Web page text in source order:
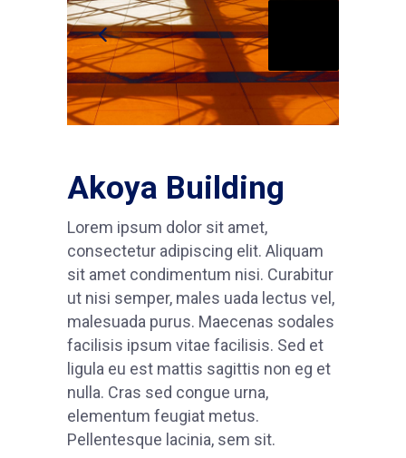
Akoya Building
Lorem ipsum dolor sit amet,
consectetur adipiscing elit. Aliquam
sit amet condimentum nisi. Curabitur
ut nisi semper, males uada lectus vel,
malesuada purus. Maecenas sodales
facilisis ipsum vitae facilisis. Sed et
ligula eu est mattis sagittis non eg et
nulla. Cras sed congue urna,
elementum feugiat metus.
Pellentesque lacinia, sem sit.